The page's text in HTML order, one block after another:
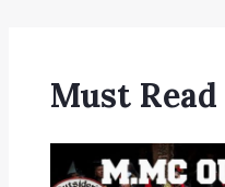
Must Read